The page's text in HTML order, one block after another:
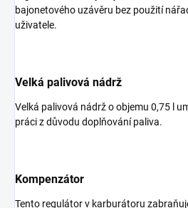
bajonetového uzávěru bez použití
uživatele.
Velká palivová nádrž
Velká palivová nádrž o objemu 0,75 l
práci z důvodu doplňování paliva.
Kompenzátor
Tento regulátor v karburátoru